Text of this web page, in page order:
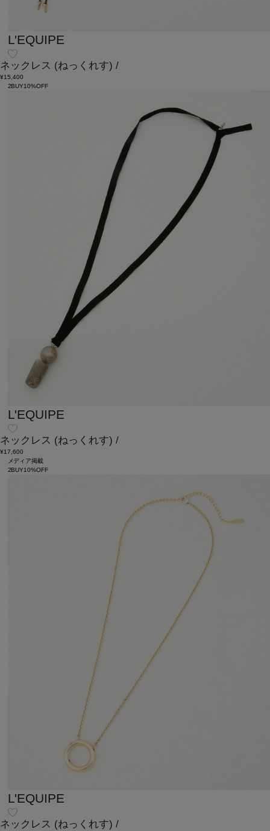
L'EQUIPE
ネックレス (ねっくれす) /
¥15,400
2BUY10%OFF
L'EQUIPE
ネックレス (ねっくれす) /
¥17,600
メディア掲載
2BUY10%OFF
L'EQUIPE
ネックレス (ねっくれす) /